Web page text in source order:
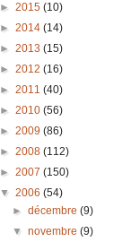
► 2015 (10)
► 2014 (14)
► 2013 (15)
► 2012 (16)
► 2011 (40)
► 2010 (56)
► 2009 (86)
► 2008 (112)
► 2007 (150)
▼ 2006 (54)
►décembre(9)
▼novembre(9)